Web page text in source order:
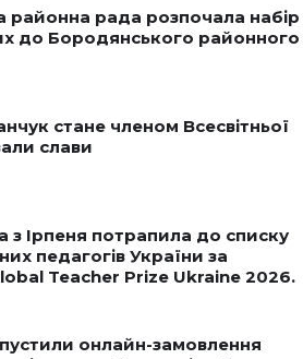
районна рада розпочала набір
до Бородянського районного
стане членом Всесвітньої
слави
з Ірпеня потрапила до списку
педагогів України за
Teacher Prize Ukraine 2026.
онлайн-замовлення